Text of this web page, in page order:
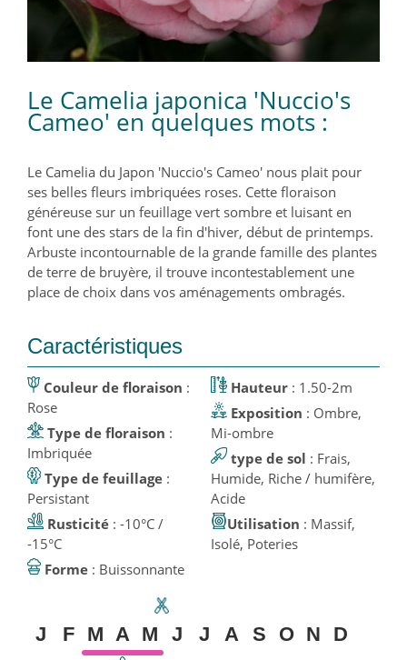
Le Camelia japonica 'Nuccio's
Cameo' en quelques mots :
Le Camelia du Japon 'Nuccio's Cameo' nous plait pour
ses belles fleurs imbriquées roses. Cette floraison
généreuse sur un feuillage vert sombre et luisant en
font une des stars de la fin d'hiver, début de printemps.
Arbuste incontournable de la grande famille des plantes
de terre de bruyère, il trouve incontestablement une
place de choix dans vos aménagements ombragés.
Caractéristiques
Couleur de floraison :
Rose
Type de floraison :
Imbriquée
Type de feuillage :
Persistant
Rusticité : -10°C /
-15°C
Forme
: Buissonnante
Hauteur: 1.50-2m
Exposition : Ombre,
Mi-ombre
type de sol : Frais,
Humide, Riche / humifère,
Acide
Utilisation : Massif,
Isolé, Poteries
J F M A M J J A S O N D